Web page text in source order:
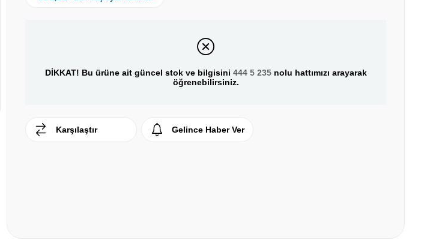
DİKKAT! Bu ürüne ait güncel stok ve bilgisini 444 5 235nolu hattımızı arayarak
öğrenebilirsiniz.
Karşılaştır Gelince Haber Ver